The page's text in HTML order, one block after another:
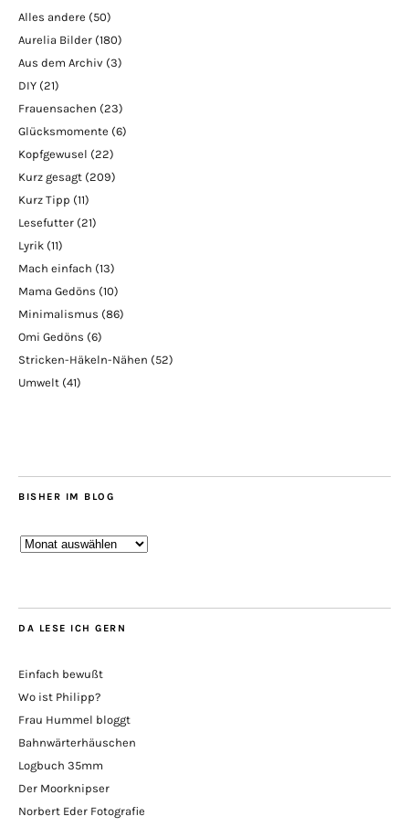
Alles andere (50)
Aurelia Bilder (180)
Aus dem Archiv (3)
DIY (21)
Frauensachen (23)
Glücksmomente (6)
Kopfgewusel (22)
Kurz gesagt (209)
Kurz Tipp (11)
Lesefutter (21)
Lyrik (11)
Mach einfach (13)
Mama Gedöns (10)
Minimalismus (86)
Omi Gedöns (6)
Stricken-Häkeln-Nähen (52)
Umwelt (41)
BISHER IM BLOG
Bisher
DA LESE ICH GERN
Einfach bewußt
Wo ist Philipp?
Frau Hummel bloggt
Bahnwärterhäuschen
Logbuch 35mm
Der Moorknipser
Norbert Eder Fotografie